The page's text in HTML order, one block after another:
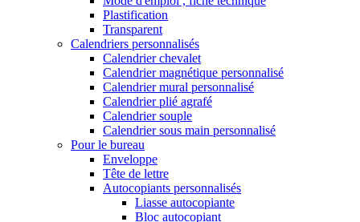
Plastification
Transparent
Calendriers personnalisés
Calendrier chevalet
Calendrier magnétique personnalisé
Calendrier mural personnalisé
Calendrier plié agrafé
Calendrier souple
Calendrier sous main personnalisé
Pour le bureau
Enveloppe
Tête de lettre
Autocopiants personnalisés
Liasse autocopiante
Bloc autocopiant